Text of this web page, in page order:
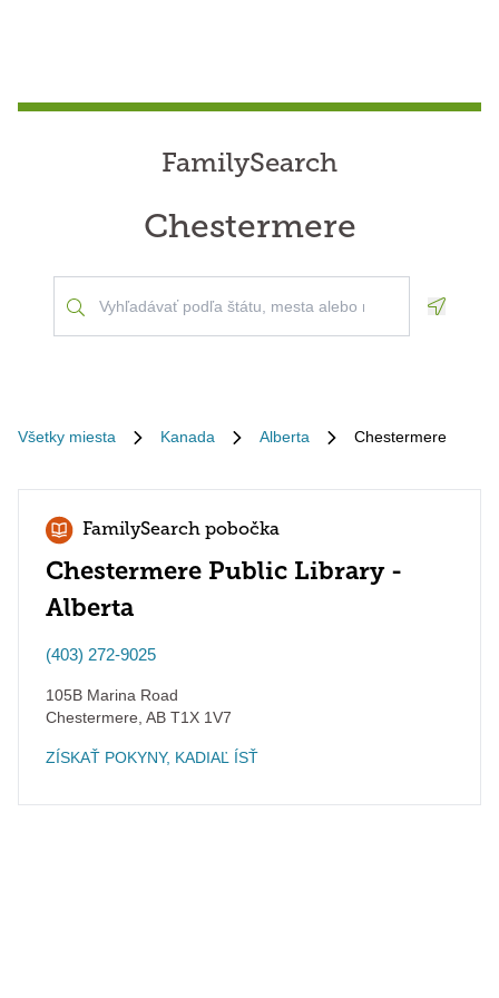
FamilySearch
Chestermere
Všetky miesta Kanada Alberta Chestermere
FamilySearch pobočka
Chestermere Public Library -
Alberta
(403) 272-9025
105B Marina Road
Chestermere AB T1X 1V7
ZÍSKAŤ POKYNY, KADIAĽ ÍSŤ